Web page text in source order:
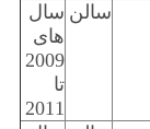
سالن سال
های
2009
تا
2011